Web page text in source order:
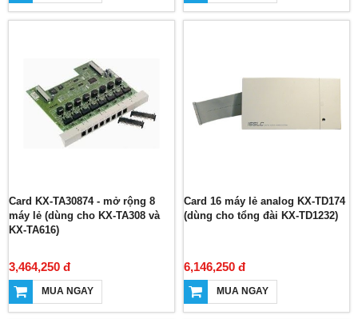
Card KX-TA30874 - mở rộng 8
máy lẻ (dùng cho KX-TA308 và
KX-TA616)
3,464,250 đ
MUA NGAY
Card 16 máy lẻ analog KX-TD174
(dùng cho tổng đài KX-TD1232)
6,146,250 đ
MUA NGAY